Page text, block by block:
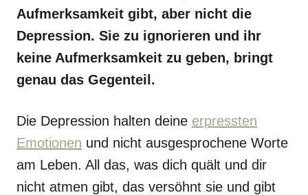
Aufmerksamkeit gibt, aber nicht die
Depression. Sie zu ignorieren und ihr
keine Aufmerksamkeit zu geben, bringt
genau das Gegenteil.
Die Depression halten deine erpressten
Emotionen und nicht ausgesprochene Worte
am Leben. All das, was dich quält und dir
nicht atmen gibt, das versöhnt sie und gibt